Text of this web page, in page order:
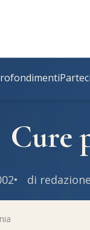
Cure
di redazione